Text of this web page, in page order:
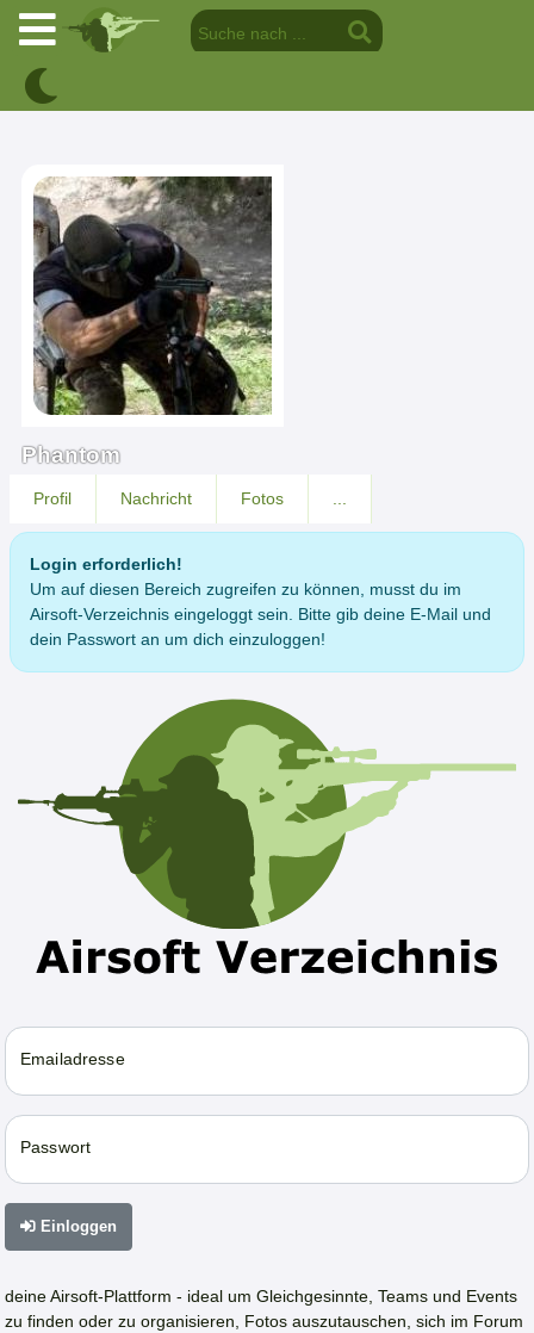
Phantom
Profil Nachricht Fotos
Login erforderlich!
Um auf diesen Bereich zugreifen zu können, musst du im
Airsoft-Verzeichnis eingeloggt sein. Bitte gib deine E-Mail und
dein Passwort an um dich einzuloggen!
Emailadresse
Passwort
Einloggen
deine Airsoft-Plattform - ideal um Gleichgesinnte, Teams und Events
zu finden oder zu organisieren, Fotos auszutauschen, sich im Forum